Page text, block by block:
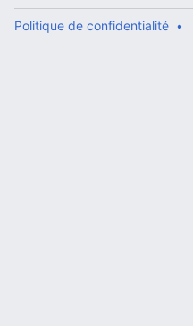
Politique de confidentialité